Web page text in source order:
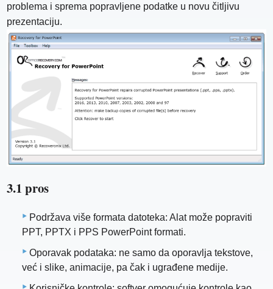
problema i sprema popravljene podatke u novu čitljivu
prezentaciju.
3.1 pros
Podržava više formata datoteka: Alat može popraviti
PPT, PPTX i PPS PowerPoint formati.
Oporavak podataka: ne samo da oporavlja tekstove,
već i slike, animacije, pa čak i ugrađene medije.